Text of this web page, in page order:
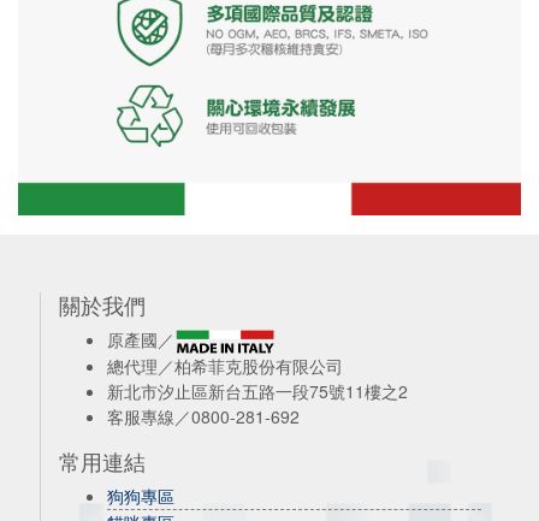
關於我們
原產國／
總代理／柏希菲克股份有限公司
新北市汐止區新台五路一段75號11樓之2
客服專線／0800-281-692
常用連結
狗狗專區